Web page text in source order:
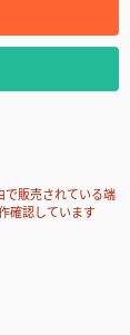
販売されている端
確認しています